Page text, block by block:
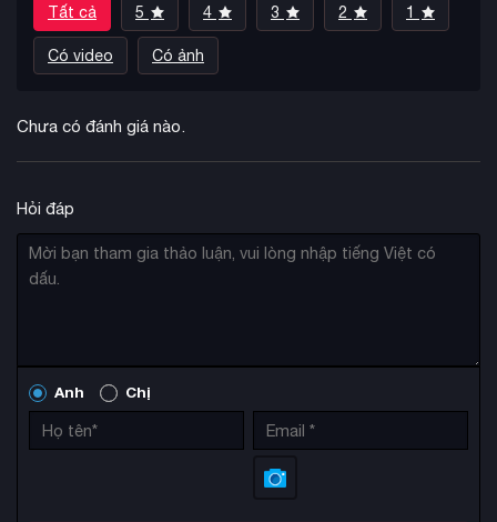
Tất cả 5 4 3 2 1
Có video Có ảnh
Chưa có đánh giá nào.
Hỏi đáp
Anh Chị